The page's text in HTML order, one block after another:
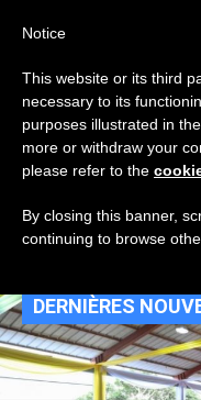
TAG
DERNIÈRES
Notice
This website or its third
necessary to its
purposes illustrated in
more or withdraw your
please refer to the
By closing this banner,
continuing to browse